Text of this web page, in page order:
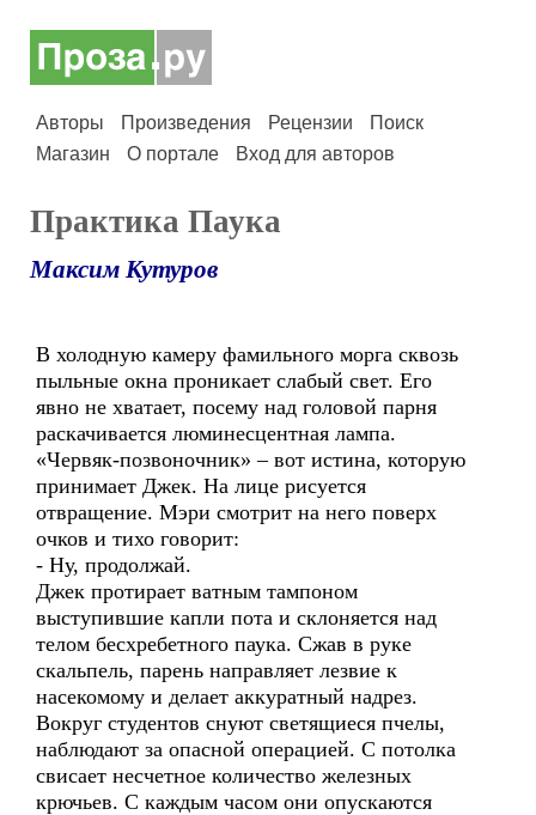
Авторы Произведения Рецензии
Поиск
Магазин
О портале Вход для авторов
Практика Паука
Максим Кутуров
В холодную камеру фамильного морга сквозь
пыльные окна проникает слабый свет. Его
явно не хватает, посему над головой парня
раскачивается люминесцентная лампа.
«Червяк-позвоночник» – вот истина, которую
принимает Джек. На лице рисуется
отвращение. Мэри смотрит на него поверх
очков и тихо говорит:
- Ну, продолжай.
Джек протирает ватным тампоном
выступившие капли пота и склоняется над
телом бесхребетного паука. Сжав в руке
скальпель, парень направляет лезвие к
насекомому и делает аккуратный надрез.
Вокруг студентов снуют светящиеся пчелы,
наблюдают за опасной операцией. С потолка
свисает несчетное количество железных
крючьев. С каждым часом они опускаются